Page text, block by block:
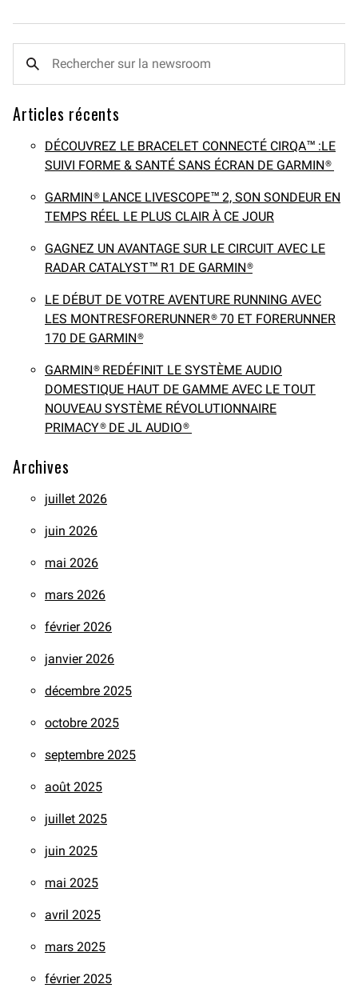
Articles récents
DÉCOUVREZ LE BRACELET CONNECTÉ CIRQA™ :LE
SUIVI FORME & SANTÉ SANS ÉCRAN DE GARMIN®
GARMIN® LANCE LIVESCOPE™ 2, SON SONDEUR EN
TEMPS RÉEL LE PLUS CLAIR À CE JOUR
GAGNEZ UN AVANTAGE SUR LE CIRCUIT AVEC LE
RADAR CATALYST™ R1 DE GARMIN®
LE DÉBUT DE VOTRE AVENTURE RUNNING AVEC
LES MONTRESFORERUNNER® 70 ET FORERUNNER
170 DE GARMIN®
GARMIN® REDÉFINIT LE SYSTÈME AUDIO
DOMESTIQUE HAUT DE GAMME AVEC LE TOUT
NOUVEAU SYSTÈME RÉVOLUTIONNAIRE
PRIMACY® DE JL AUDIO®
Archives
juillet 2026
juin 2026
mai 2026
mars 2026
février 2026
janvier 2026
décembre 2025
octobre 2025
septembre 2025
août 2025
juillet 2025
juin 2025
mai 2025
avril 2025
mars 2025
février 2025